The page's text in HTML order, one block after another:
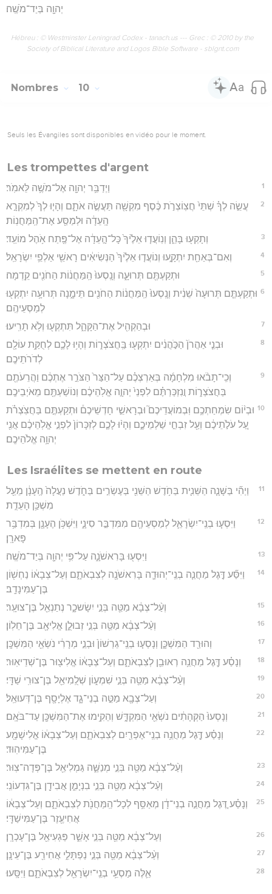
יְהוָ֖ה בְּיַד־מֹשֶֽׁה׃
Hébreu : © Westminster Leningrad Codex - tanach.us --- Grec : © 2010 by the
Society of Biblical Literature and Logos Bible Software - sblgnt.com
Nombres 10
Seuls les Évangiles sont disponibles en vidéo pour le moment.
Les trompettes d'argent
1 וַיְדַבֵּ֥ר יְהוָ֖ה אֶל־מֹשֶׁ֥ה לֵּאמֹֽר׃
2
עֲשֵׂ֣ה לְךָ֗ שְׁתֵּי֙ חֲצֽוֹצְרֹ֣ת כֶּ֔סֶף מִקְשָׁ֖ה תַּעֲשֶׂ֣ה אֹתָ֑ם וְהָי֤וּ לְךָ֙ לְמִקְרָ֣א
הָֽעֵדָ֔ה וּלְמַסַּ֖ע אֶת־הַֽמַּחֲנֽוֹת׃
3 וְתָקְע֖וּ בָּהֵ֑ן וְנֽוֹעֲד֤וּ אֵלֶ֙יךָ֙ כָּל־הָ֣עֵדָ֔ה אֶל־פֶּ֖תַח אֹ֥הֶל מוֹעֵֽד׃
4 וְאִם־בְּאַחַ֖ת יִתְקָ֑עוּ וְנוֹעֲד֤וּ אֵלֶ֙יךָ֙ הַנְּשִׂיאִ֔ים רָאשֵׁ֖י אַלְפֵ֥י יִשְׂרָאֵֽל׃
5 וּתְקַעְתֶּ֖ם תְּרוּעָ֑ה וְנָֽסְעוּ֙ הַֽמַּחֲנ֔וֹת הַחֹנִ֖ים קֵֽדְמָה׃
6 וּתְקַעְתֶּ֤ם תְּרוּעָה֙ שֵׁנִ֔ית וְנָֽסְעוּ֙ הַֽמַּחֲנ֔וֹת הַחֹנִ֖ים תֵּימָ֑נָה תְּרוּעָ֥ה יִתְקְע֖וּ
לְמַסְעֵיהֶֽם׃
7 וּבְהַקְהִ֖יל אֶת־הַקָּהָ֑ל תִּתְקְע֖וּ וְלֹ֥א תָרִֽיעוּ׃
8
וּבְנֵ֤י אַהֲרֹן֙ הַכֹּ֣הֲנִ֔ים יִתְקְע֖וּ בַּֽחֲצֹצְר֑וֹת וְהָי֥וּ לָכֶ֛ם לְחֻקַּ֥ת עוֹלָ֖ם
לְדֹרֹתֵיכֶֽם׃
9
וְכִֽי־תָבֹ֨אוּ מִלְחָמָ֜ה בְּאַרְצְכֶ֗ם עַל־הַצַּר֙ הַצֹּרֵ֣ר אֶתְכֶ֔ם וַהֲרֵעֹתֶ֖ם
בַּחֲצֹצְר֑וֹת וֲנִזְכַּרְתֶּ֗ם לִפְנֵי֙ יְהוָ֣ה אֱלֹֽהֵיכֶ֔ם וְנוֹשַׁעְתֶּ֖ם מֵאֹיְבֵיכֶֽם׃
10 וּבְי֨וֹם שִׂמְחַתְכֶ֥ם וּֽבְמוֹעֲדֵיכֶם֮ וּבְרָאשֵׁ֣י חָדְשֵׁיכֶם֒ וּתְקַעְתֶּ֣ם בַּחֲצֹֽצְרֹ֗ת
עַ֚ל עֹלֹ֣תֵיכֶ֔ם וְעַ֖ל זִבְחֵ֣י שַׁלְמֵיכֶ֑ם וְהָי֨וּ לָכֶ֤ם לְזִכָּרוֹן֙ לִפְנֵ֣י אֱלֹֽהֵיכֶ֔ם אֲנִ֖י
יְהוָ֥ה אֱלֹהֵיכֶֽם׃
Les Israélites se mettent en route
11
וַיְהִ֞י בַּשָּׁנָ֧ה הַשֵּׁנִ֛ית בַּחֹ֥דֶשׁ הַשֵּׁנִ֖י בְּעֶשְׂרִ֣ים בַּחֹ֑דֶשׁ נַעֲלָה֙ הֶֽעָנָ֔ן מֵעַ֖ל
מִשְׁכַּ֥ן הָעֵדֻֽת׃
12
וַיִּסְע֧וּ בְנֵֽי־יִשְׂרָאֵ֛ל לְמַסְעֵיהֶ֖ם מִמִּדְבַּ֣ר סִינָ֑י וַיִּשְׁכֹּ֥ן הֶעָנָ֖ן בְּמִדְבַּ֥ר
פָּארָֽן׃
13 וַיִּסְע֖וּ בָּרִאשֹׁנָ֑ה עַל־פִּ֥י יְהוָ֖ה בְּיַד־מֹשֶֽׁה׃
14
וַיִּסַּ֞ע דֶּ֣גֶל מַחֲנֵ֧ה בְנֵֽי־יְהוּדָ֛ה בָּרִאשֹׁנָ֖ה לְצִבְאֹתָ֑ם וְעַל־צְבָא֔וֹ נַחְשׁ֖וֹן
בֶּן־עַמִּינָדָֽב׃
15 וְעַ֨ל־צְבָ֔א מַטֵּ֖ה בְּנֵ֣י יִשָׂשכָ֑ר נְתַנְאֵ֖ל בֶּן־צוּעָֽר׃
16 וְעַ֨ל־צְבָ֔א מַטֵּ֖ה בְּנֵ֣י זְבוּלֻ֑ן אֱלִיאָ֖ב בֶּן־חֵלֽוֹן׃
17 וְהוּרַ֖ד הַמִּשְׁכָּ֑ן וְנָסְע֤וּ בְנֵֽי־גֵרְשׁוֹן֙ וּבְנֵ֣י מְרָרִ֔י נֹשְׂאֵ֖י הַמִּשְׁכָּֽן׃
18 וְנָסַ֗ע דֶּ֛גֶל מַחֲנֵ֥ה רְאוּבֵ֖ן לְצִבְאֹתָ֑ם וְעַל־צְבָא֔וֹ אֱלִיצ֖וּר בֶּן־שְׁדֵיאֽוּר׃
19 וְעַ֨ל־צְבָ֔א מַטֵּ֖ה בְּנֵ֣י שִׁמְע֑וֹן שְׁלֻֽמִיאֵ֖ל בֶּן־צוּרִֽי שַׁדָּֽי׃
20 וְעַל־צְבָ֖א מַטֵּ֣ה בְנֵי־גָ֑ד אֶלְיָסָ֖ף בֶּן־דְּעוּאֵֽל׃
21 וְנָסְעוּ֙ הַקְּהָתִ֔ים נֹשְׂאֵ֖י הַמִּקְדָּ֑שׁ וְהֵקִ֥ימוּ אֶת־הַמִּשְׁכָּ֖ן עַד־בֹּאָֽם׃
22
וְנָסַ֗ע דֶּ֛גֶל מַחֲנֵ֥ה בְנֵֽי־אֶפְרַ֖יִם לְצִבְאֹתָ֑ם וְעַל־צְבָא֔וֹ אֱלִישָׁמָ֖ע
בֶּן־עַמִּיהֽוּד׃
23 וְעַ֨ל־צְבָ֔א מַטֵּ֖ה בְּנֵ֣י מְנַשֶּׁ֑ה גַּמְלִיאֵ֖ל בֶּן־פְּדָה־צֽוּר׃
24 וְעַ֨ל־צְבָ֔א מַטֵּ֖ה בְּנֵ֣י בִנְיָמִ֑ן אֲבִידָ֖ן בֶּן־גִּדְעוֹנִֽי׃
25
וְנָסַ֗ע דֶּ֚גֶל מַחֲנֵ֣ה בְנֵי־דָ֔ן מְאַסֵּ֥ף לְכָל־הַֽמַּחֲנֹ֖ת לְצִבְאֹתָ֑ם וְעַל־צְבָא֔וֹ
אֲחִיעֶ֖זֶר בֶּן־עַמִּישַׁדָּֽי׃
26 וְעַל־צְבָ֔א מַטֵּ֖ה בְּנֵ֣י אָשֵׁ֑ר פַּגְעִיאֵ֖ל בֶּן־עָכְרָֽן׃
27 וְעַ֨ל־צְבָ֔א מַטֵּ֖ה בְּנֵ֣י נַפְתָּלִ֑י אֲחִירַ֖ע בֶּן־עֵינָֽן׃
28 אֵ֛לֶּה מַסְעֵ֥י בְנֵֽי־יִשְׂרָאֵ֖ל לְצִבְאֹתָ֑ם וַיִּסָּֽעוּ׃